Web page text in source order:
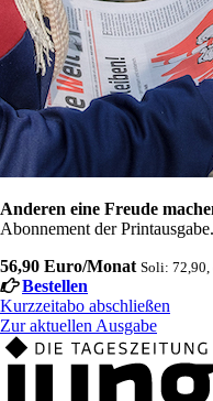
Anderen eine Freude
Abonnement der Printausgabe.
56,90 Euro/Monat Soli: 72,90,
Bestellen
Kurzzeitabo abschließen
Zur aktuellen Ausgabe